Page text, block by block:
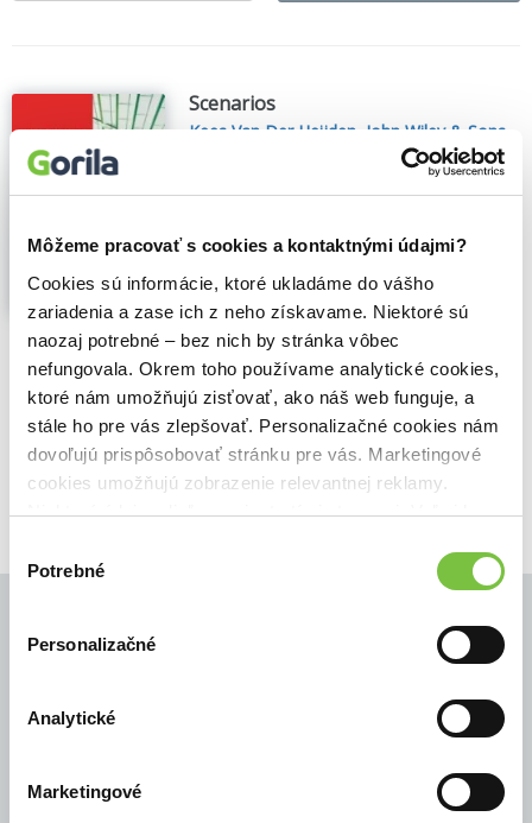
Môžeme pracovať s cookies a kontaktnými údajmi?
Cookies sú informácie, ktoré ukladáme do vášho
zariadenia a zase ich z neho získavame. Niektoré sú
naozaj potrebné – bez nich by stránka vôbec
nefungovala. Okrem toho používame analytické cookies,
ktoré nám umožňujú zisťovať, ako náš web funguje, a
stále ho pre vás zlepšovať. Personalizačné cookies nám
dovoľujú prispôsobovať stránku pre vás. Marketingové
cookies umožňujú zobrazenie relevantnej reklamy.
Niektoré údaje zdieľame aj s tretími stranami. Veľmi by
cookies.
súhlasu
Potrebné
Personalizačné
Analytické
Marketingové
Scenarios
Kees Van Der Heijden John Wiley & Sons
Scenario planning allows companies to
understand external change. Eight years
(and 30,000 copies) after publication
Scenarios is still acknowledged as the
definitive work in the field. Now, Kees van
der Heijden...Zobraziť viac
🍌 Dodanie môže trvať viac ako 30 dní
51,78€ Do košíka